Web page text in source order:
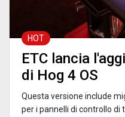
HOT
ETC lancia
di Hog 4 OS
Questa versione include
per i pannelli di controllo